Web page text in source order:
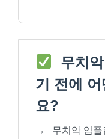
무치
기 전에
요?
→
무치악 임